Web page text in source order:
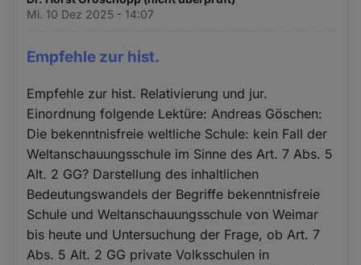
Mi. 10 Dez 2025 - 14:07
Empfehle zur hist.
Empfehle zur hist. Relativierung und jur.
Einordnung folgende Lektüre: Andreas Göschen:
Die bekenntnisfreie weltliche Schule: kein Fall der
Weltanschauungsschule im Sinne des Art. 7 Abs. 5
Alt. 2 GG? Darstellung des inhaltlichen
Bedeutungswandels der Begriffe bekenntnisfreie
Schule und Weltanschauungsschule von Weimar
bis heute und Untersuchung der Frage, ob Art. 7
Abs. 5 Alt. 2 GG private Volksschulen in